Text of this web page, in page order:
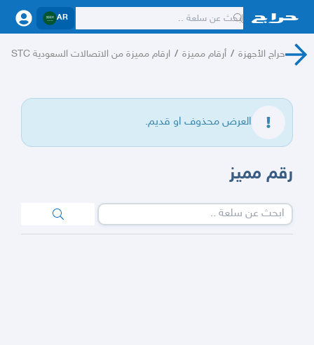
AR
حراج الأجهزة / أرقام مميزة / ارقام مميزة من الاتصالات السعودية STC
العرض محذوف او قديم.
رقم مميز